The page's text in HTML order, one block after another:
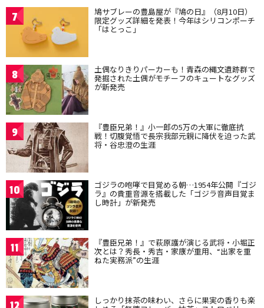
7 鳩サブレーの豊島屋が『鳩の日』（8月10日）
限定グッズ詳細を発表！今年はシリコンポーチ
「はとっこ」
8 土偶なりきりパーカーも！青森の縄文遺跡群で
発掘された土偶がモチーフのキュートなグッズ
が新発売
9 『豊臣兄弟！』小一郎の5万の大軍に徹底抗
戦！切腹覚悟で長宗我部元親に降伏を迫った武
将・谷忠澄の生涯
10 ゴジラの咆哮で目覚める朝…1954年公開『ゴジ
ラ』の貴重音源を搭載した「ゴジラ音声目覚ま
し時計」が新発売
11 『豊臣兄弟！』で萩原護が演じる武将・小堀正
次とは？秀長・秀吉・家康が重用、“出家を重
ねた実務派”の生涯
しっかり抹茶の味わい、さらに果実の香りも楽